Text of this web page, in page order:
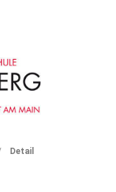
Detail